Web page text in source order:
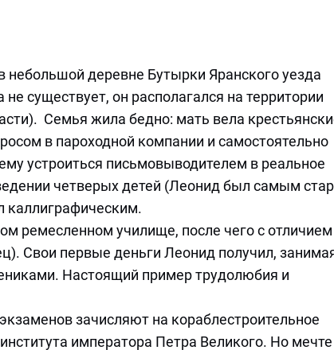
небольшой деревне Бутырки Яранского уезда
существует, он располагался на территории
Семья жила бедно: мать вела
в пароходной компании и самостоятельно
устроиться письмовыводителем в реальное
четверых детей (Леонид был самым
каллиграфическим.
ремесленном училище, после чего с отличием
Свои первые деньги Леонид получил,
Настоящий пример трудолюбия и
зачисляют на кораблестроительное
императора Петра Великого. Но мечте